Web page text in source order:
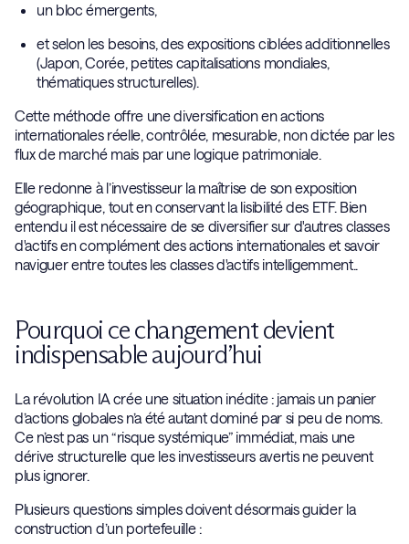
un bloc émergents,
et selon les besoins, des expositions ciblées additionnelles
(Japon, Corée, petites capitalisations mondiales,
thématiques structurelles).
Cette méthode offre une diversification en actions
internationales réelle, contrôlée, mesurable, non dictée par les
flux de marché mais par une logique patrimoniale.
Elle redonne à l’investisseur la maîtrise de son exposition
géographique, tout en conservant la lisibilité des ETF. Bien
entendu il est nécessaire de se diversifier sur d'autres classes
d'actifs en complément des actions internationales et savoir
naviguer entre toutes les classes d'actifs intelligemment..
Pourquoi ce changement devient
indispensable aujourd’hui
La révolution IA crée une situation inédite : jamais un panier
d’actions globales n’a été autant dominé par si peu de noms.
Ce n’est pas un “risque systémique” immédiat, mais une
dérive structurelle que les investisseurs avertis ne peuvent
plus ignorer.
Plusieurs questions simples doivent désormais guider la
construction d’un portefeuille :